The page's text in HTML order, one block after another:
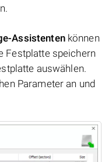
Assistentenkönnen
Festplatte speichern
auswählen.
Parameter an und